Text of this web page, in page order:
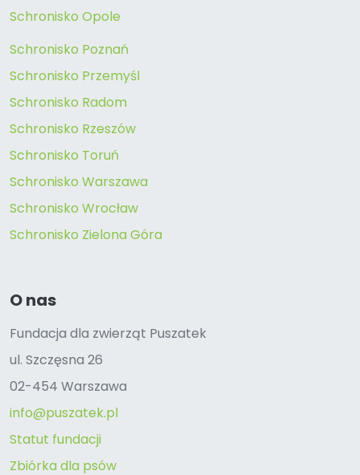
Schronisko Opole
Schronisko Poznań
Schronisko Przemyśl
Schronisko Radom
Schronisko Rzeszów
Schronisko Toruń
Schronisko Warszawa
Schronisko Wrocław
Schronisko Zielona Góra
O nas
Fundacja dla zwierząt Puszatek
ul. Szczęsna 26
02-454 Warszawa
info@puszatek.pl
Statut fundacji
Zbiórka dla psów